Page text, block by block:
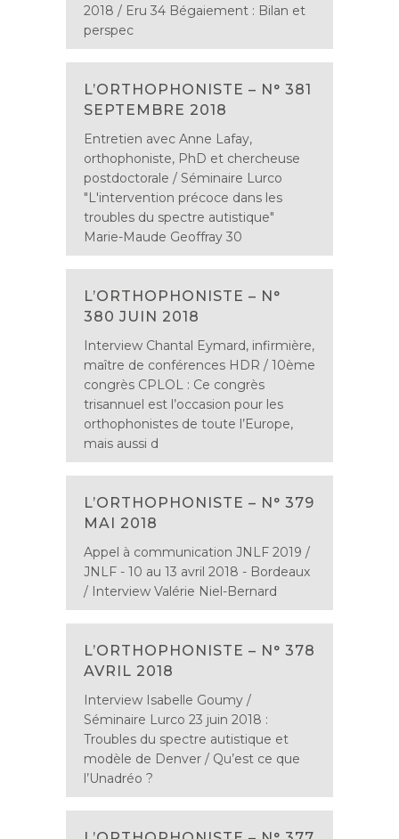
2018 / Eru 34 Bégaiement : Bilan et
perspec
L’ORTHOPHONISTE – N° 381
SEPTEMBRE 2018
Entretien avec Anne Lafay,
orthophoniste, PhD et chercheuse
postdoctorale / Séminaire Lurco
"L'intervention précoce dans les
troubles du spectre autistique"
Marie-Maude Geoffray 30
L’ORTHOPHONISTE – N°
380 JUIN 2018
Interview Chantal Eymard, infirmière,
maître de conférences HDR / 10ème
congrès CPLOL : Ce congrès
trisannuel est l’occasion pour les
orthophonistes de toute l’Europe,
mais aussi d
L’ORTHOPHONISTE – N° 379
MAI 2018
Appel à communication JNLF 2019 /
JNLF - 10 au 13 avril 2018 - Bordeaux
/ Interview Valérie Niel-Bernard
L’ORTHOPHONISTE – N° 378
AVRIL 2018
Interview Isabelle Goumy /
Séminaire Lurco 23 juin 2018 :
Troubles du spectre autistique et
modèle de Denver / Qu’est ce que
l’Unadréo ?